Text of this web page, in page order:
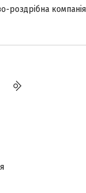
роздрібна компанія